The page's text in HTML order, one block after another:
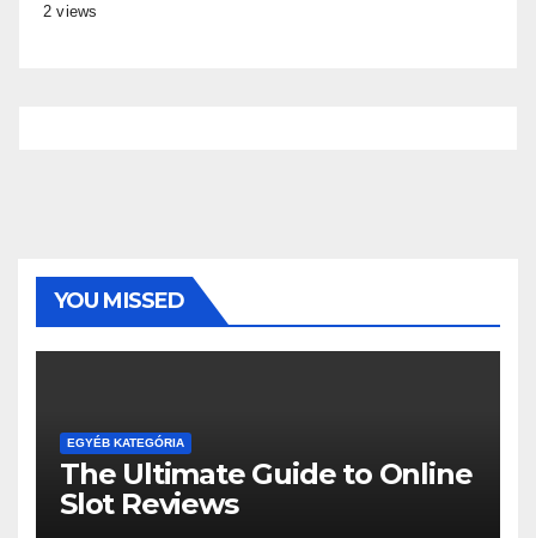
2 views
YOU MISSED
EGYÉB KATEGÓRIA
The Ultimate Guide to Online
Slot Reviews